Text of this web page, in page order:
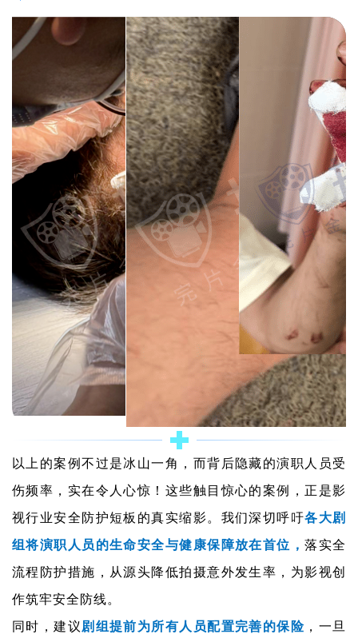
以上的案例不过是冰山一角，而背后隐藏的演职人员受
伤频率，实在令人心惊！这些触目惊心的案例，正是影
视行业安全防护短板的真实缩影。我们深切呼吁各大剧
组将演职人员的生命安全与健康保障放在首位，落实全
流程防护措施，从源头降低拍摄意外发生率，为影视创
作筑牢安全防线。
同时，建议剧组提前为所有人员配置完善的保险 ，一旦